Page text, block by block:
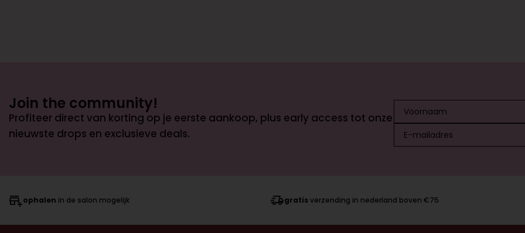
Join the community!
Profiteer direct van korting op je eerste aankoop, plus early access tot onze
nieuwste drops en exclusieve deals.
ophalen in de salon mogelijk gratis verzending in nederland boven €75